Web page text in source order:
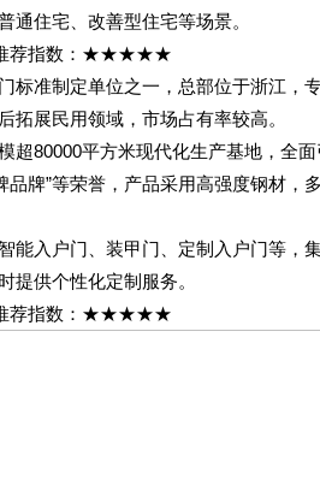
通住宅、改善型住宅等场景。
荐指数：★★★★★
准制定单位之一，总部位于浙江，
拓展民用领域，市场占有率较高。
80000平方米现代化生产基地，全面
品牌”等荣誉，产品采用高强度钢材
入户门、装甲门、定制入户门等，
提供个性化定制服务。
荐指数：★★★★★